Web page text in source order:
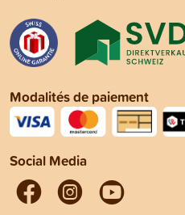
Modalités de paiement
Social Media